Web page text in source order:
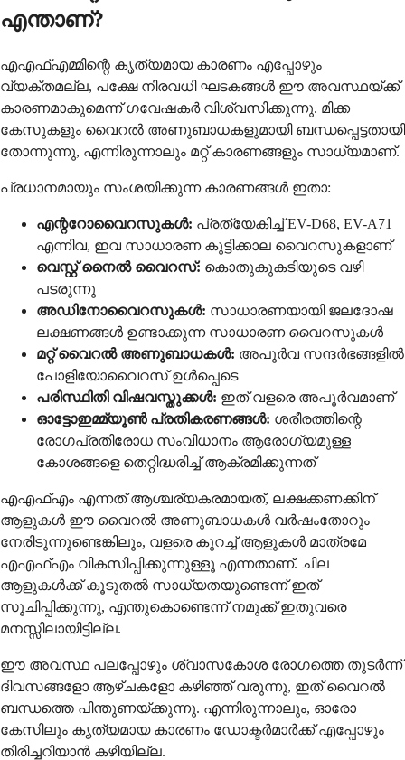
എന്താണ്?
എഎഫ്എമ്മിന്റെ കൃത്യമായ കാരണം എപ്പോഴും
വ്യക്തമല്ല, പക്ഷേ നിരവധി ഘടകങ്ങൾ ഈ അവസ്ഥയ്ക്ക്
കാരണമാകുമെന്ന് ഗവേഷകർ വിശ്വസിക്കുന്നു. മിക്ക
കേസുകളും വൈറൽ അണുബാധകളുമായി ബന്ധപ്പെട്ടതായി
തോന്നുന്നു, എന്നിരുന്നാലും മറ്റ് കാരണങ്ങളും സാധ്യമാണ്.
പ്രധാനമായും സംശയിക്കുന്ന കാരണങ്ങൾ ഇതാ:
എന്ററോവൈറസുകൾ: പ്രത്യേകിച്ച് EV-D68, EV-A71
എന്നിവ, ഇവ സാധാരണ കുട്ടിക്കാല വൈറസുകളാണ്
വെസ്റ്റ് നൈൽ വൈറസ്: കൊതുകുകടിയുടെ വഴി
പടരുന്നു
അഡിനോവൈറസുകൾ: സാധാരണയായി ജലദോഷ
ലക്ഷണങ്ങൾ ഉണ്ടാക്കുന്ന സാധാരണ വൈറസുകൾ
മറ്റ് വൈറൽ അണുബാധകൾ: അപൂർവ സന്ദർഭങ്ങളിൽ
പോളിയോവൈറസ് ഉൾപ്പെടെ
പരിസ്ഥിതി വിഷവസ്തുക്കൾ: ഇത് വളരെ അപൂർവമാണ്
ഓട്ടോഇമ്മ്യൂൺ പ്രതികരണങ്ങൾ: ശരീരത്തിന്റെ
രോഗപ്രതിരോധ സംവിധാനം ആരോഗ്യമുള്ള
കോശങ്ങളെ തെറ്റിദ്ധരിച്ച് ആക്രമിക്കുന്നത്
എഎഫ്എം എന്നത് ആശ്ചര്യകരമായത്, ലക്ഷക്കണക്കിന്
ആളുകൾ ഈ വൈറൽ അണുബാധകൾ വർഷംതോറും
നേരിടുന്നുണ്ടെങ്കിലും, വളരെ കുറച്ച് ആളുകൾ മാത്രമേ
എഎഫ്എം വികസിപ്പിക്കുന്നുള്ളൂ എന്നതാണ്. ചില
ആളുകൾക്ക് കൂടുതൽ സാധ്യതയുണ്ടെന്ന് ഇത്
സൂചിപ്പിക്കുന്നു, എന്തുകൊണ്ടെന്ന് നമുക്ക് ഇതുവരെ
മനസ്സിലായിട്ടില്ല.
ഈ അവസ്ഥ പലപ്പോഴും ശ്വാസകോശ രോഗത്തെ തുടർന്ന്
ദിവസങ്ങളോ ആഴ്ചകളോ കഴിഞ്ഞ് വരുന്നു, ഇത് വൈറൽ
ബന്ധത്തെ പിന്തുണയ്ക്കുന്നു. എന്നിരുന്നാലും, ഓരോ
കേസിലും കൃത്യമായ കാരണം ഡോക്ടർമാർക്ക് എപ്പോഴും
തിരിച്ചറിയാൻ കഴിയില്ല.